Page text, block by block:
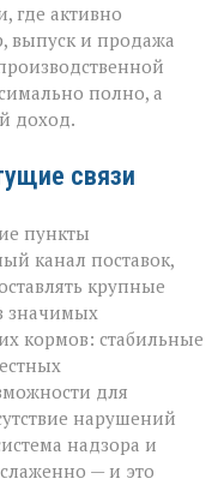
где активно
выпуск и продажа
полно, а
доход.
связи
пункты
канал поставок,
крупные
значимых
кормов: стабильные
для
нарушений
надзора и
— и это